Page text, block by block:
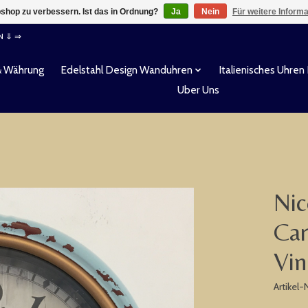
⇓ ⇒
Währung Edelstahl Design Wanduhren
Italienisches Uhren
Uber Uns
Artikel-
zu verbessern. Ist das in Ordnung? Ja Nein Für weitere